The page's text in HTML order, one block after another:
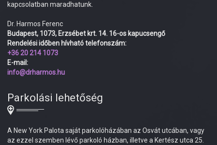
kapcsolatban maradhatunk.
Dr. Harmos Ferenc
Budapest, 1073, Erzsébet krt. 14. 16-os kapucsengő
Rendelési időben hívható telefonszám:
+36 20 214 1073
E-mail:
info@drharmos.hu
Parkolási lehetőség
A New York Palota saját parkolóházában az Osvát utcában, vagy
az ezzel szemben lévő parkoló házban, illetve a Kertész utca 25.